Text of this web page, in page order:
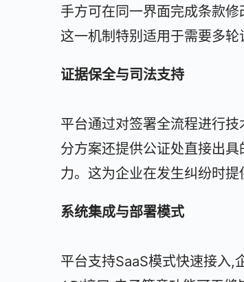
手方可在同一界面完成条款
这一机制特别适用于需要多轮
证据保全与司法支持
平台通过对签署全流程进行
分方案还提供公证处直接出
力。这为企业在发生纠纷时提
系统集成与部署模式
平台支持SaaS模式快速接入,